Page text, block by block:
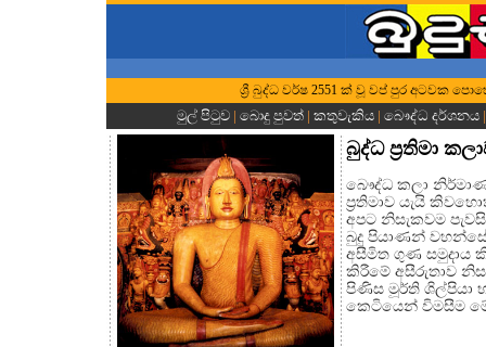
ශ්‍රී බුද්ධ වර්ෂ 2551 ක් වූ වප් පුර අටවක
මුල් පිටුව | බොදු පුවත්| කතුවැකිය| බෞද්ධ දර්ශනය|
බුද්ධ ප්‍රතිමා
බෞද්ධ කලා
ප්‍රතිමාව යැයි
අපට නිසැකවම
බුදු පියාණන්
අසීමිත ගුණ සමුදාය
කිරීමේ අසීරුතාව
පිණිස මූර්ති ශිල්පියා
කෙටියෙන් විමසීම